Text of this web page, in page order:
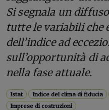
Si segnala un
tutte le variabili che
dell’indice ad
sull’opportunità di
nella fase attuale.
Istat Indice del clima di fiducia
Imprese di costruzioni